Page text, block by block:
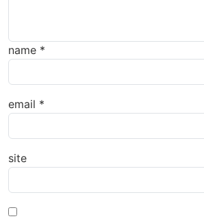
name *
email *
site